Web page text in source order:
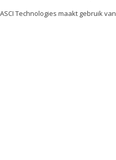
ASCI Technologies maakt gebruik van